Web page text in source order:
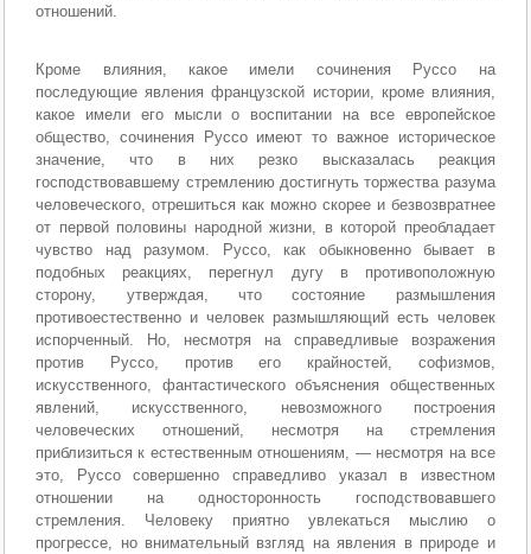
отношений.
Кроме влияния, какое имели сочинения Руссо на
последующие явления французской истории, кроме влияния,
какое имели его мысли о воспитании на все европейское
общество, сочинения Руссо имеют то важное историческое
значение, что в них резко высказалась реакция
господствовавшему стремлению достигнуть торжества разума
человеческого, отрешиться как можно скорее и безвозвратнее
от первой половины народной жизни, в которой преобладает
чувство над разумом. Руссо, как обыкновенно бывает в
подобных реакциях, перегнул дугу в противоположную
сторону, утверждая, что состояние размышления
противоестественно и человек размышляющий есть человек
испорченный. Но, несмотря на справедливые возражения
против Руссо, против его крайностей, софизмов,
искусственного, фантастического объяснения общественных
явлений, искусственного, невозможного построения
человеческих отношений, несмотря на стремления
приблизиться к естественным отношениям, — несмотря на все
это, Руссо совершенно справедливо указал в известном
отношении на односторонность господствовавшего
стремления. Человеку приятно увлекаться мыслию о
прогрессе, но внимательный взгляд на явления в природе и